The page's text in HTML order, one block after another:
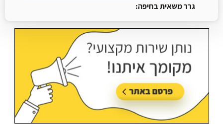
גרר משאית בחיפה:
עודכן בתאריך:25/06/2026, בשעה 13:25